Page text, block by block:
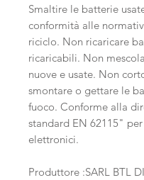
Smaltire le batterie
conformità alle
riciclo. Non ricaricare
ricaricabili. Non
nuove e usate. Non
smontare o gettare le
fuoco. Conforme alla
standard EN 62115"
elettronici.
Produttore :SARL BTL